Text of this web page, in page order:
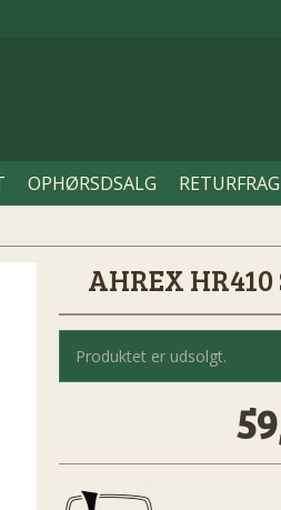
OPHØRSDSALG
AHREX HR410
Produktet er udsolgt.